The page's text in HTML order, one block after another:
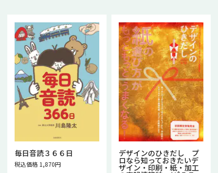
毎日音読３６６日
税込価格 1,870円
デザインのひきだし プ
ロなら知っておきたいデ
ザイン・印刷・紙・加工